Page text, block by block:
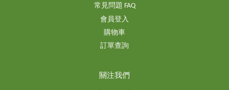
常見問題 FAQ
會員登入
購物車
訂單查詢
關注我們